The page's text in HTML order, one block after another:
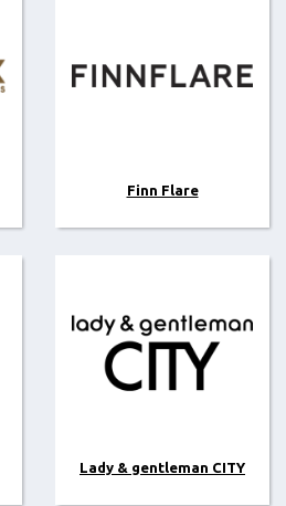
Finn Flare
Lady & gentleman CITY